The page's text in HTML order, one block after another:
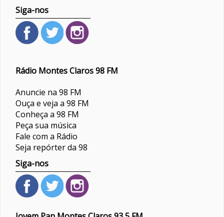
Siga-nos
Rádio Montes Claros 98 FM
Anuncie na 98 FM
Ouça e veja a 98 FM
Conheça a 98 FM
Peça sua música
Fale com a Rádio
Seja repórter da 98
Siga-nos